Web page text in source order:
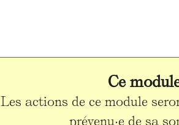
Ce
Les actions de ce module
prévenu·e de sa